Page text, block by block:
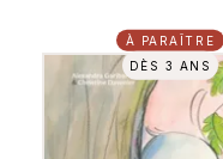
À PARAÎTRE
DÈS 3 ANS